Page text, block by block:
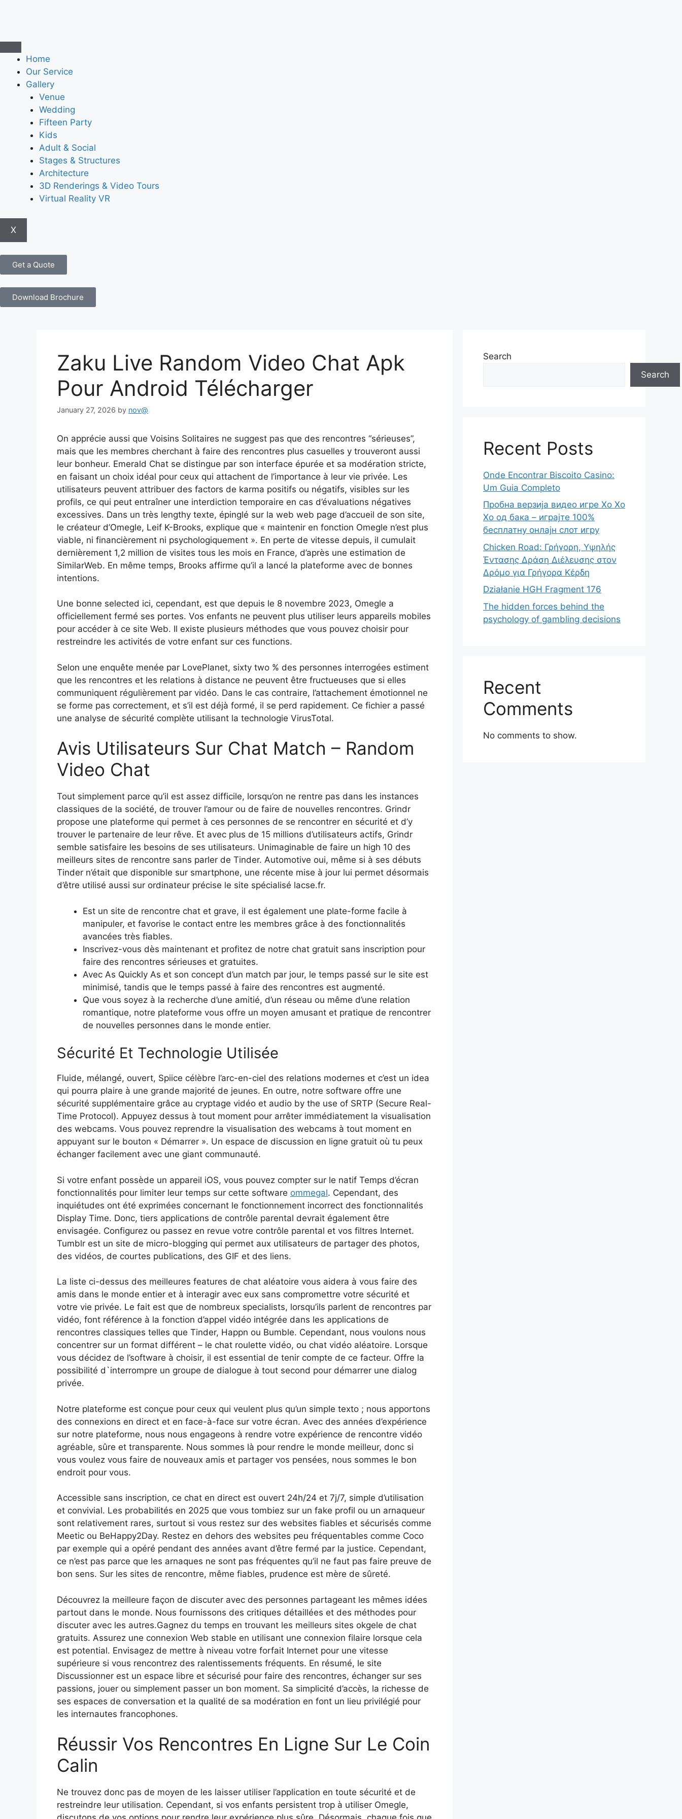
Home
Our Service
Gallery
Venue
Wedding
Fifteen Party
Kids
Adult & Social
Stages & Structures
Architecture
3D Renderings & Video Tours
Virtual Reality VR
X
Get a Quote
Download Brochure
Zaku Live Random Video Chat Apk
Pour Android Télécharger
January 27, 2026 by nov@
On apprécie aussi que Voisins Solitaires ne suggest pas que des rencontres “sérieuses”,
mais que les membres cherchant à faire des rencontres plus casuelles y trouveront aussi
leur bonheur. Emerald Chat se distingue par son interface épurée et sa modération stricte,
en faisant un choix idéal pour ceux qui attachent de l’importance à leur vie privée. Les
utilisateurs peuvent attribuer des factors de karma positifs ou négatifs, visibles sur les
profils, ce qui peut entraîner une interdiction temporaire en cas d’évaluations négatives
excessives. Dans un très lengthy texte, épinglé sur la web web page d’accueil de son site,
le créateur d’Omegle, Leif K-Brooks, explique que « maintenir en fonction Omegle n’est plus
viable, ni financièrement ni psychologiquement ». En perte de vitesse depuis, il cumulait
dernièrement 1,2 million de visites tous les mois en France, d’après une estimation de
SimilarWeb. En même temps, Brooks affirme qu’il a lancé la plateforme avec de bonnes
intentions.
Une bonne selected ici, cependant, est que depuis le 8 novembre 2023, Omegle a
officiellement fermé ses portes. Vos enfants ne peuvent plus utiliser leurs appareils mobiles
pour accéder à ce site Web. Il existe plusieurs méthodes que vous pouvez choisir pour
restreindre les activités de votre enfant sur ces functions.
Selon une enquête menée par LovePlanet, sixty two % des personnes interrogées estiment
que les rencontres et les relations à distance ne peuvent être fructueuses que si elles
communiquent régulièrement par vidéo. Dans le cas contraire, l’attachement émotionnel ne
se forme pas correctement, et s’il est déjà formé, il se perd rapidement. Ce fichier a passé
une analyse de sécurité complète utilisant la technologie VirusTotal.
Avis Utilisateurs Sur Chat Match – Random
Video Chat
Tout simplement parce qu’il est assez difficile, lorsqu’on ne rentre pas dans les instances
classiques de la société, de trouver l’amour ou de faire de nouvelles rencontres. Grindr
propose une plateforme qui permet à ces personnes de se rencontrer en sécurité et d’y
trouver le partenaire de leur rêve. Et avec plus de 15 millions d’utilisateurs actifs, Grindr
semble satisfaire les besoins de ses utilisateurs. Unimaginable de faire un high 10 des
meilleurs sites de rencontre sans parler de Tinder. Automotive oui, même si à ses débuts
Tinder n’était que disponible sur smartphone, une récente mise à jour lui permet désormais
d’être utilisé aussi sur ordinateur précise le site spécialisé lacse.fr.
Est un site de rencontre chat et grave, il est également une plate-forme facile à
manipuler, et favorise le contact entre les membres grâce à des fonctionnalités
avancées très fiables.
Inscrivez-vous dès maintenant et profitez de notre chat gratuit sans inscription pour
faire des rencontres sérieuses et gratuites.
Avec As Quickly As et son concept d’un match par jour, le temps passé sur le site est
minimisé, tandis que le temps passé à faire des rencontres est augmenté.
Que vous soyez à la recherche d’une amitié, d’un réseau ou même d’une relation
romantique, notre plateforme vous offre un moyen amusant et pratique de rencontrer
de nouvelles personnes dans le monde entier.
Sécurité Et Technologie Utilisée
Fluide, mélangé, ouvert, Spiice célèbre l’arc-en-ciel des relations modernes et c’est un idea
qui pourra plaire à une grande majorité de jeunes. En outre, notre software offre une
sécurité supplémentaire grâce au cryptage vidéo et audio by the use of SRTP (Secure Real-
Time Protocol). Appuyez dessus à tout moment pour arrêter immédiatement la visualisation
des webcams. Vous pouvez reprendre la visualisation des webcams à tout moment en
appuyant sur le bouton « Démarrer ». Un espace de discussion en ligne gratuit où tu peux
échanger facilement avec une giant communauté.
Si votre enfant possède un appareil iOS, vous pouvez compter sur le natif Temps d’écran
fonctionnalités pour limiter leur temps sur cette software ommegal. Cependant, des
inquiétudes ont été exprimées concernant le fonctionnement incorrect des fonctionnalités
Display Time. Donc, tiers applications de contrôle parental devrait également être
envisagée. Configurez ou passez en revue votre contrôle parental et vos filtres Internet.
Tumblr est un site de micro-blogging qui permet aux utilisateurs de partager des photos,
des vidéos, de courtes publications, des GIF et des liens.
La liste ci-dessus des meilleures features de chat aléatoire vous aidera à vous faire des
amis dans le monde entier et à interagir avec eux sans compromettre votre sécurité et
votre vie privée. Le fait est que de nombreux specialists, lorsqu’ils parlent de rencontres par
vidéo, font référence à la fonction d’appel vidéo intégrée dans les applications de
rencontres classiques telles que Tinder, Happn ou Bumble. Cependant, nous voulons nous
concentrer sur un format différent – le chat roulette vidéo, ou chat vidéo aléatoire. Lorsque
vous décidez de l’software à choisir, il est essential de tenir compte de ce facteur. Offre la
possibilité d`interrompre un groupe de dialogue à tout second pour démarrer une dialog
privée.
Notre plateforme est conçue pour ceux qui veulent plus qu’un simple texto ; nous apportons
des connexions en direct et en face-à-face sur votre écran. Avec des années d’expérience
sur notre plateforme, nous nous engageons à rendre votre expérience de rencontre vidéo
agréable, sûre et transparente. Nous sommes là pour rendre le monde meilleur, donc si
vous voulez vous faire de nouveaux amis et partager vos pensées, nous sommes le bon
endroit pour vous.
Accessible sans inscription, ce chat en direct est ouvert 24h/24 et 7j/7, simple d’utilisation
et convivial. Les probabilités en 2025 que vous tombiez sur un fake profil ou un arnaqueur
sont relativement rares, surtout si vous restez sur des websites fiables et sécurisés comme
Meetic ou BeHappy2Day. Restez en dehors des websites peu fréquentables comme Coco
par exemple qui a opéré pendant des années avant d’être fermé par la justice. Cependant,
ce n’est pas parce que les arnaques ne sont pas fréquentes qu’il ne faut pas faire preuve de
bon sens. Sur les sites de rencontre, même fiables, prudence est mère de sûreté.
Découvrez la meilleure façon de discuter avec des personnes partageant les mêmes idées
partout dans le monde. Nous fournissons des critiques détaillées et des méthodes pour
discuter avec les autres.Gagnez du temps en trouvant les meilleurs sites okgele de chat
gratuits. Assurez une connexion Web stable en utilisant une connexion filaire lorsque cela
est potential. Envisagez de mettre à niveau votre forfait Internet pour une vitesse
supérieure si vous rencontrez des ralentissements fréquents. En résumé, le site
Discussionner est un espace libre et sécurisé pour faire des rencontres, échanger sur ses
passions, jouer ou simplement passer un bon moment. Sa simplicité d’accès, la richesse de
ses espaces de conversation et la qualité de sa modération en font un lieu privilégié pour
les internautes francophones.
Réussir Vos Rencontres En Ligne Sur Le Coin
Calin
Ne trouvez donc pas de moyen de les laisser utiliser l’application en toute sécurité et de
restreindre leur utilisation. Cependant, si vos enfants persistent trop à utiliser Omegle,
Search
Search
Recent Posts
Onde Encontrar Biscoito Casino:
Um Guia Completo
Пробна верзија видео игре Хо Хо
Хо од бака – играјте 100%
бесплатну онлајн слот игру
Chicken Road: Γρήγορη, Υψηλής
Έντασης Δράση Διέλευσης στον
Δρόμο για Γρήγορα Κέρδη
Działanie HGH Fragment 176
The hidden forces behind the
psychology of gambling decisions
Recent
Comments
No comments to show.